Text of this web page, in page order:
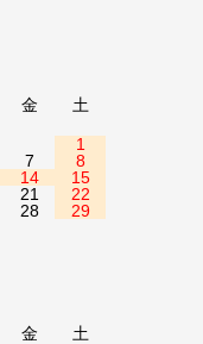
金 土
1
7
8
14
15
21
22
28
29
金 土